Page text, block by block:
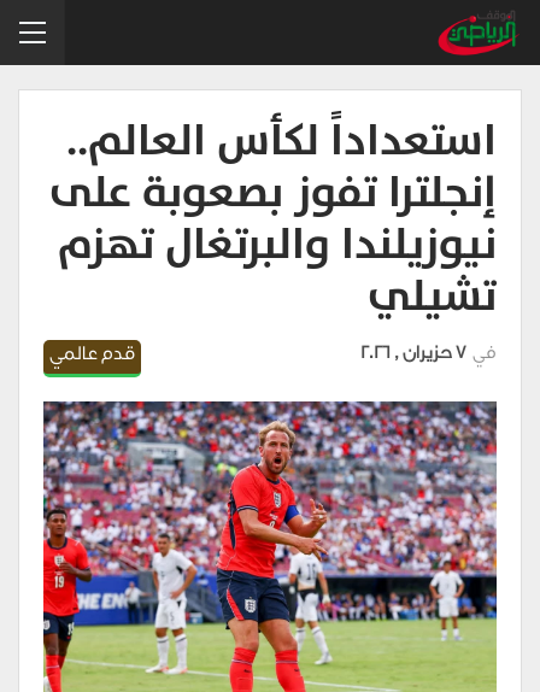
استعداداً لكأس العالم..
إنجلترا تفوز بصعوبة على
نيوزيلندا والبرتغال تهزم
تشيلي
قدم عالمي في 7 حزيران , 2026